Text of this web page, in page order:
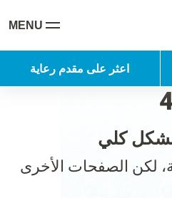
MENU
اعثر على مقدم رعاية
كلي
لكن الصفحات الأخرى